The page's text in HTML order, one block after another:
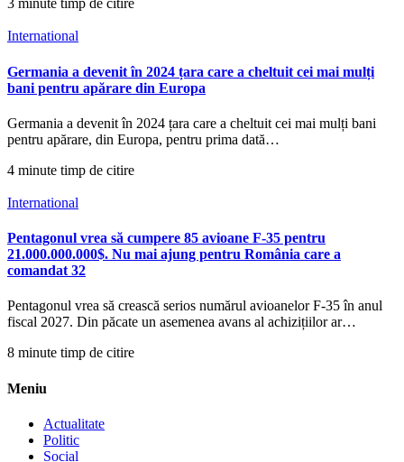
3 minute timp de citire
International
Germania a devenit în 2024 țara care a cheltuit cei mai mulți
bani pentru apărare din Europa
Germania a devenit în 2024 țara care a cheltuit cei mai mulți bani
pentru apărare, din Europa, pentru prima dată…
4 minute timp de citire
International
Pentagonul vrea să cumpere 85 avioane F-35 pentru
21.000.000.000$. Nu mai ajung pentru România care a
comandat 32
Pentagonul vrea să crească serios numărul avioanelor F-35 în anul
fiscal 2027. Din păcate un asemenea avans al achizițiilor ar…
8 minute timp de citire
Meniu
Actualitate
Politic
Social